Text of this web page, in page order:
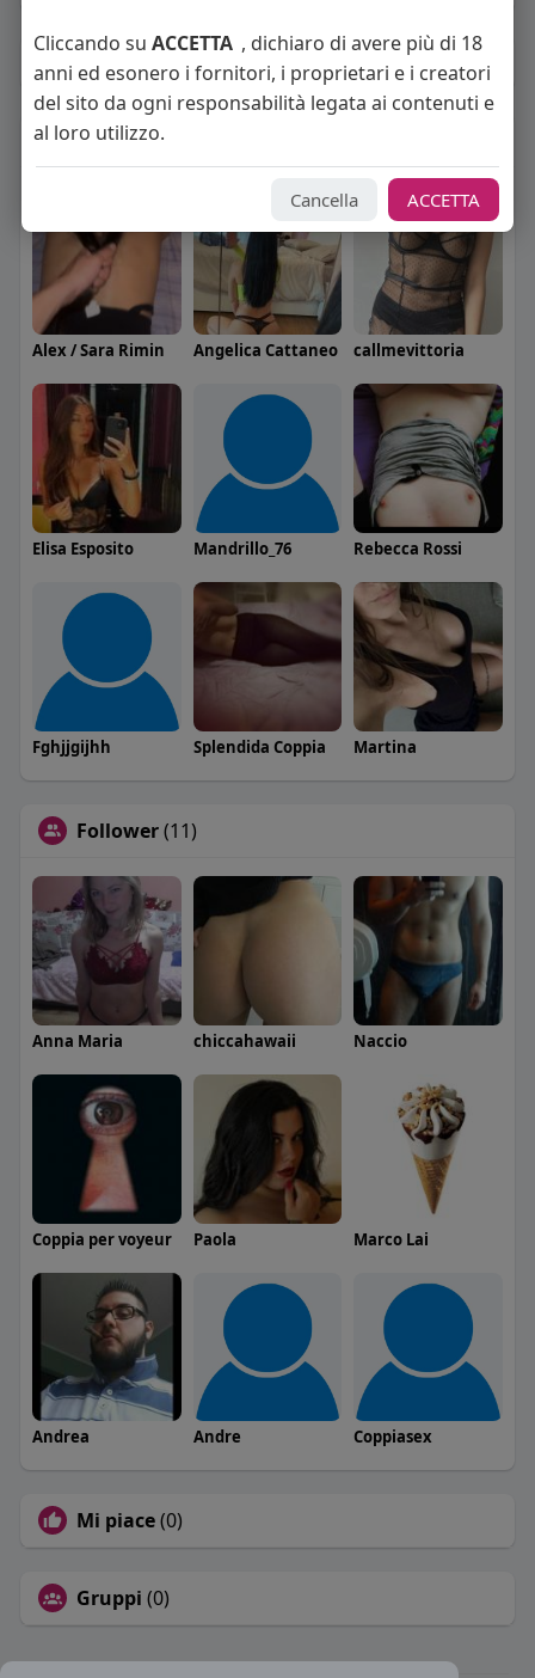
Album
Seguiti (54)
Alex / Sara Rimin Angelica Cattaneo callmevittoria
Elisa Esposito Mandrillo_76 Rebecca Rossi
Fghjjgijhh Splendida Coppia Martina
Follower(11)
Anna Maria chiccahawaii Naccio
Coppia per voyeur Paola Marco Lai
Andrea Andre Coppiasex
Mi piace(0)
Gruppi (0)
Cliccando su ACCETTA , dichiaro di avere più di 18
anni ed esonero i fornitori, i proprietari e i creatori
del sito da ogni responsabilità legata ai contenuti e
al loro utilizzo.
Cancella ACCETTA